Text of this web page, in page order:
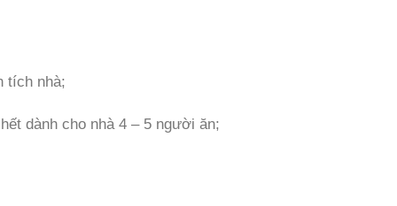
tích nhà;
dành cho nhà 4 – 5 người ăn;